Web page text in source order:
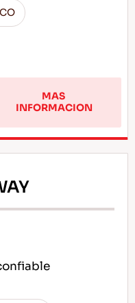
MAS
INFORMACION